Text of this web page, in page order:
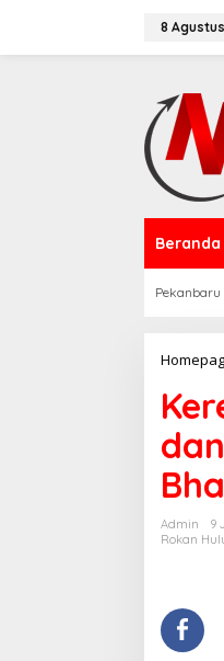
8
Beranda
Pekanbaru
Admin
9
Rokan